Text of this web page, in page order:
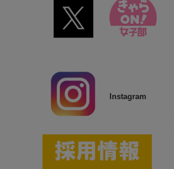
Instagram